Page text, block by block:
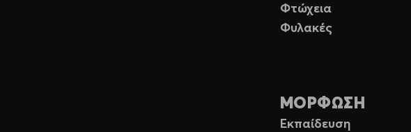
Φτώχεια
Φυλακές
ΜΟΡΦΩΣΗ
Εκπαίδευση